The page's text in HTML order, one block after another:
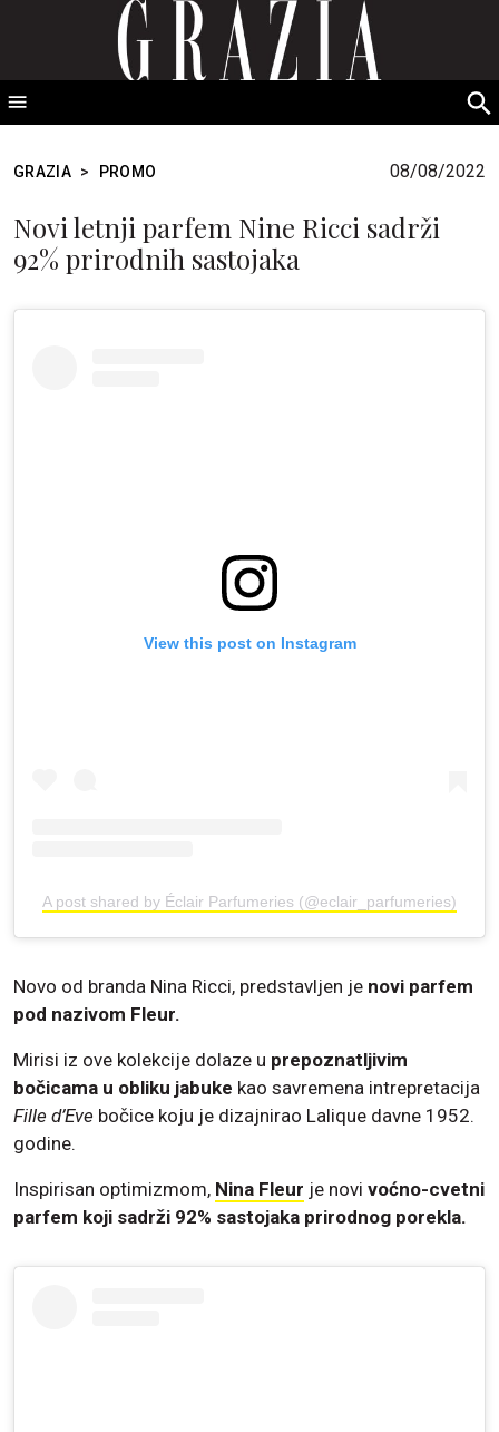
GRAZIA Srbija
GRAZIA > PROMO 08/08/2022
Novi letnji parfem Nine Ricci sadrži
92% prirodnih sastojaka
View this post on Instagram
A post shared by Éclair Parfumeries (@eclair_parfumeries)
Novo od branda Nina Ricci, predstavljen je novi parfem
pod nazivom Fleur.
Mirisi iz ove kolekcije dolaze u prepoznatljivim
bočicama u obliku jabuke kao savremena intrepretacija
Fille d’Eve bočice koju je dizajnirao Lalique davne 1952.
godine.
Inspirisan optimizmom, Nina Fleur je novi voćno-cvetni
parfem koji sadrži 92% sastojaka prirodnog porekla.